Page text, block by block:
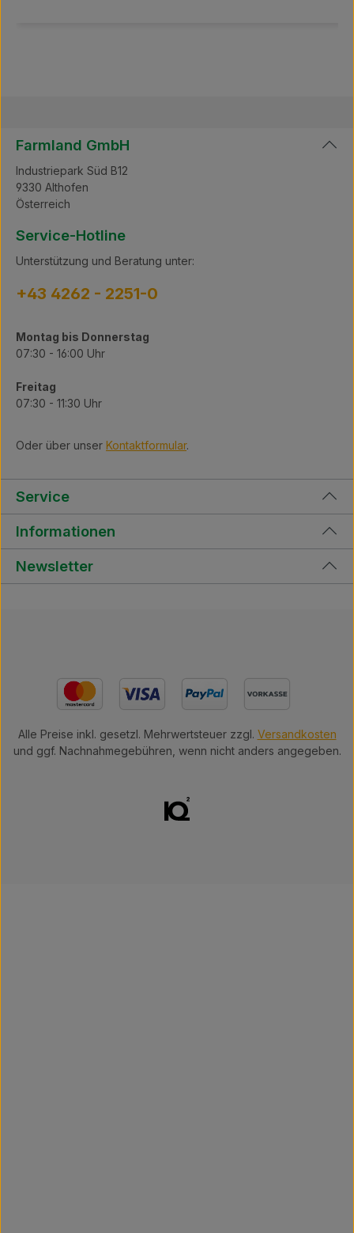
Farmland GmbH
Industriepark Süd B12
9330 Althofen
Österreich
Service-Hotline
Unterstützung und Beratung unter:
+43 4262 - 2251-0
Montag bis Donnerstag
07:30 - 16:00 Uhr
Freitag
07:30 - 11:30 Uhr
Oder über unser Kontaktformular.
Service
Informationen
Newsletter
Alle Preise inkl. gesetzl. Mehrwertsteuer zzgl. Versandkosten
und ggf. Nachnahmegebühren, wenn nicht anders angegeben.